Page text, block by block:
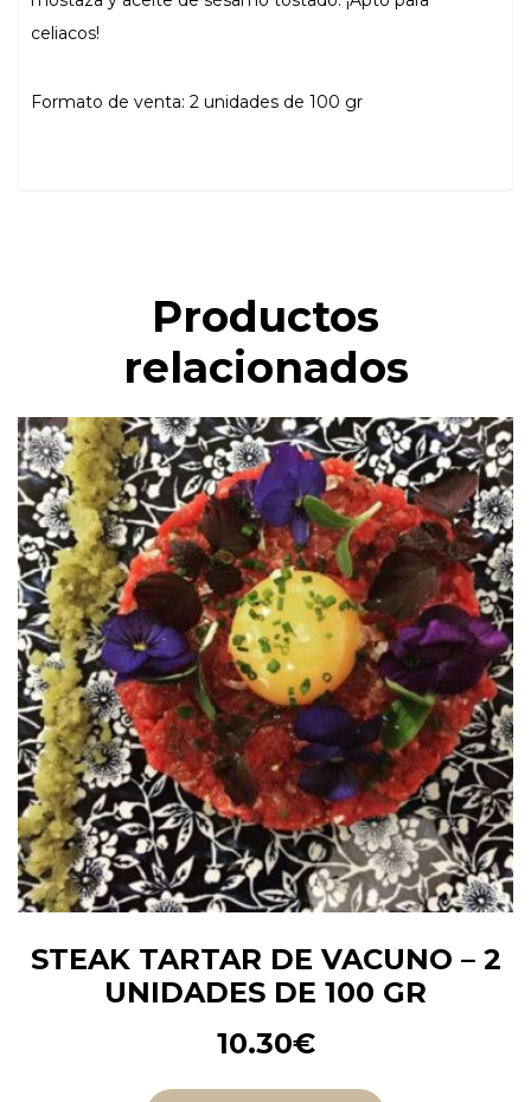
celiacos!
Formato de venta: 2 unidades de 100 gr
Productos
relacionados
STEAK TARTAR DE VACUNO – 2
UNIDADES DE 100 GR
10.30€